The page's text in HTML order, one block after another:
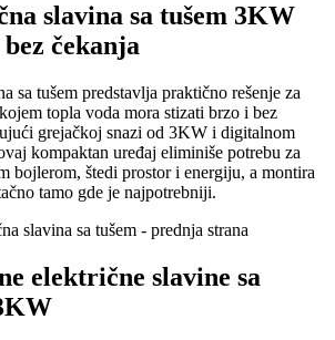
slavina sa tušem 3KW
čekanja
sa tušem predstavlja praktično rešenje za
topla voda mora stizati brzo i bez
grejačkoj snazi od 3KW i digitalnom
kompaktan uređaj eliminiše potrebu za
bojlerom, štedi prostor i energiju, a montira
tamo gde je najpotrebniji.
električne slavine sa